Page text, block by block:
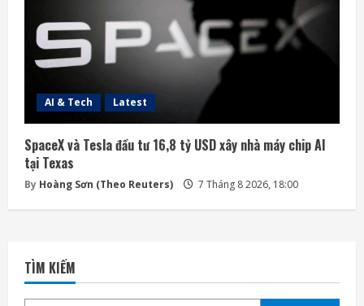
AI & Tech Latest
SpaceX và Tesla đầu tư 16,8 tỷ USD xây nhà máy chip AI
tại Texas
By Hoàng Sơn (Theo Reuters) 7 Tháng 8 2026, 18:00
TÌM KIẾM